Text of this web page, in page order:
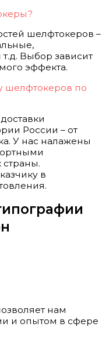
шелфтокеров –
Выбор зависит
эффекта.
шелфтокеров по
России – от
У нас налажены
в
нам
и опытом в сфере